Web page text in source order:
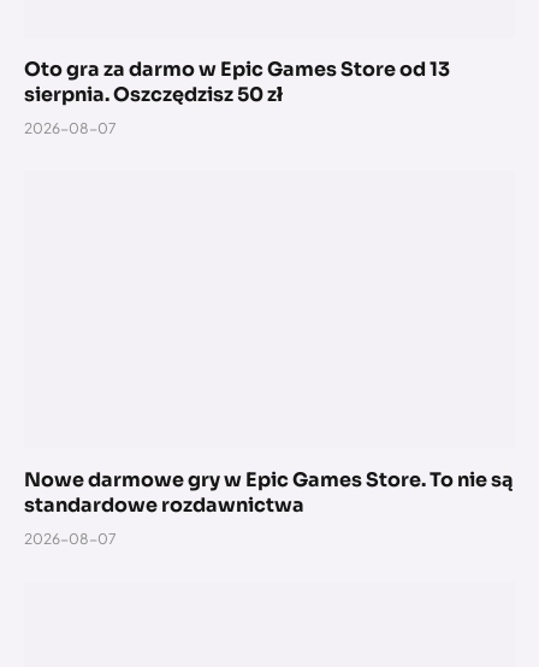
Oto gra za darmo w Epic Games Store od 13
sierpnia. Oszczędzisz 50 zł
2026-08-07
Nowe darmowe gry w Epic Games Store. To nie są
standardowe rozdawnictwa
2026-08-07